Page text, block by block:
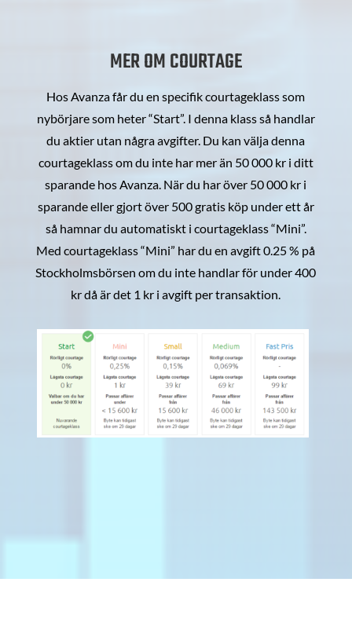
MER OM COURTAGE
Hos Avanza får du en specifik courtageklass som
nybörjare som heter “Start”. I denna klass så handlar
du aktier utan några avgifter. Du kan välja denna
courtageklass om du inte har mer än 50 000 kr i ditt
sparande hos Avanza. När du har över 50 000 kr i
sparande eller gjort över 500 gratis köp under ett år
så hamnar du automatiskt i courtageklass “Mini”.
Med courtageklass “Mini” har du en avgift 0.25 % på
Stockholmsbörsen om du inte handlar för under 400
kr då är det 1 kr i avgift per transaktion.